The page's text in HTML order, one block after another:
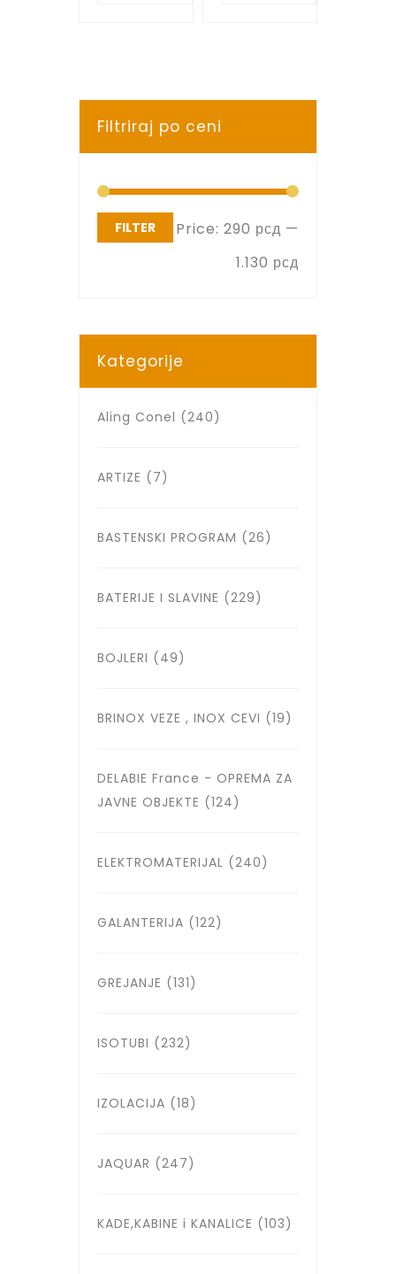
Filtriraj po ceni
FILTER Price: 290 рсд —
1.130 рсд
Kategorije
Aling Conel (240)
ARTIZE (7)
BASTENSKI PROGRAM (26)
BATERIJE I SLAVINE (229)
BOJLERI (49)
BRINOX VEZE , INOX CEVI (19)
DELABIE France - OPREMA ZA
JAVNE OBJEKTE (124)
ELEKTROMATERIJAL (240)
GALANTERIJA (122)
GREJANJE (131)
ISOTUBI (232)
IZOLACIJA (18)
JAQUAR (247)
KADE,KABINE i KANALICE (103)